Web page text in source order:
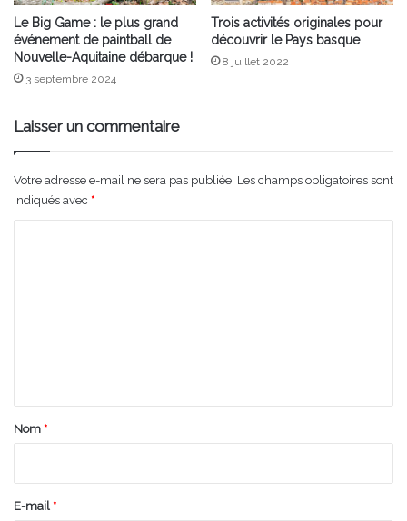
Le Big Game : le plus grand
événement de paintball de
Nouvelle-Aquitaine débarque !
3 septembre 2024
Trois activités originales pour
découvrir le Pays basque
8 juillet 2022
Laisser un commentaire
Votre adresse e-mail ne sera pas publiée. Les champs obligatoires sont
indiqués avec *
a
e
Nom *
E-mail *